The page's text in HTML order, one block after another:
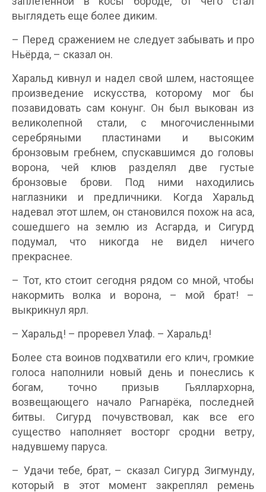
выглядеть еще более диким.
– Перед сражением не следует забывать и про
Ньёрда, – сказал он.
Харальд кивнул и надел свой шлем, настоящее
произведение искусства, которому мог бы
позавидовать сам конунг. Он был выкован из
великолепной стали, с многочисленными
серебряными пластинами и высоким
бронзовым гребнем, спускавшимся до головы
ворона, чей клюв разделял две густые
бронзовые брови. Под ними находились
наглазники и предличники. Когда Харальд
надевал этот шлем, он становился похож на аса,
сошедшего на землю из Асгарда, и Сигурд
подумал, что никогда не видел ничего
прекраснее.
– Тот, кто стоит сегодня рядом со мной, чтобы
накормить волка и ворона, – мой брат! –
выкрикнул ярл.
– Харальд! – проревел Улаф. – Харальд!
Более ста воинов подхватили его клич, громкие
голоса наполнили новый день и понеслись к
богам, точно призыв Гьяллархорна,
возвещающего начало Рагнарёка, последней
битвы. Сигурд почувствовал, как все его
существо наполняет восторг сродни ветру,
надувшему паруса.
– Удачи тебе, брат, – сказал Сигурд Зигмунду,
который в этот момент закреплял ремень